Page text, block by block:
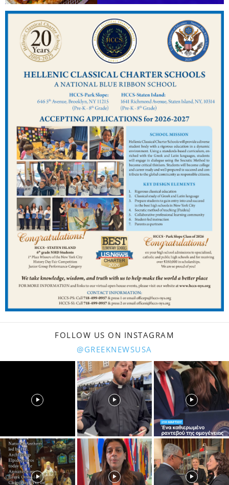
FOLLOW US ON INSTAGRAM
@GREEKNEWSUSA